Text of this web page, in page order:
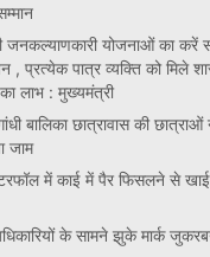
जनकल्याणकारी योजनाओं का करें
, प्रत्येक पात्र व्यक्ति को मिले
लाभ : मुख्यमंत्री
बालिका छात्रावास की
जाम
में काई में पैर फिसलने से खाई
के सामने झुके मार्क